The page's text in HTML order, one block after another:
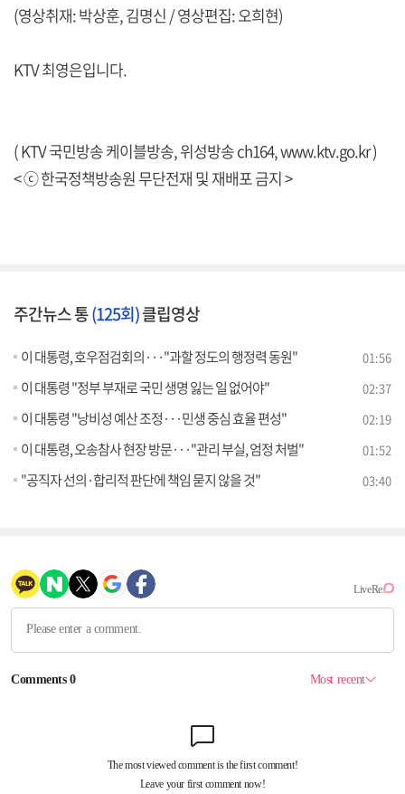
(영상취재: 박상훈, 김명신 / 영상편집: 오희현)
KTV 최영은입니다.
( KTV 국민방송 케이블방송, 위성방송 ch164,www.ktv.go.kr)
< ⓒ 한국정책방송원 무단전재 및 재배포 금지 >
주간뉴스 통(125회)클립영상
이 대통령, 호우점검회의···"과할 정도의 행정력 동원" 01:56
이 대통령 "정부 부재로 국민 생명 잃는 일 없어야" 02:37
이 대통령 "낭비성 예산 조정···민생 중심 효율 편성" 02:19
이 대통령, 오송참사 현장 방문···"관리 부실, 엄정 처벌" 01:52
"공직자 선의·합리적 판단에 책임 묻지 않을 것" 03:40